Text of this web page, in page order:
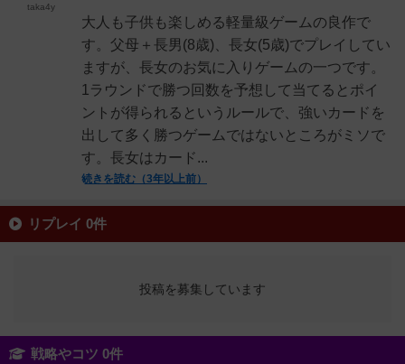
大人も子供も楽しめる軽量級ゲームの良作で
す。父母＋長男(8歳)、長女(5歳)でプレイしてい
ますが、長女のお気に入りゲームの一つです。
1ラウンドで勝つ回数を予想して当てるとポイ
ントが得られるというルールで、強いカードを
出して多く勝つゲームではないところがミソで
す。長女はカード...
続きを読む（3年以上前）
taka4y
リプレイ 0件
投稿を募集しています
戦略やコツ 0件